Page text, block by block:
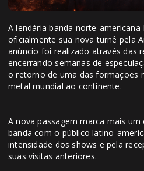
A lendária banda norte-
oficialmente sua nova turnê pela
anúncio foi realizado através das
encerrando semanas de
o retorno de uma das formações
metal mundial ao continente.
A nova passagem marca mais
banda com o público latino-
intensidade dos shows e pela
suas visitas anteriores.